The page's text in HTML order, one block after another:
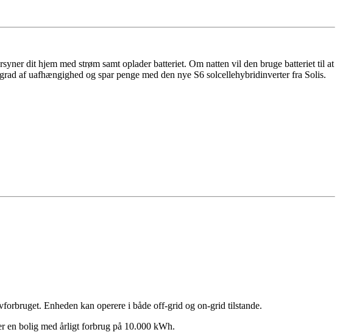
dit hjem med strøm samt oplader batteriet. Om natten vil den bruge batteriet til at
af uafhængighed og spar penge med den nye S6 solcellehybridinverter fra Solis.
Enheden kan operere i både off-grid og on-grid tilstande.
en bolig med årligt forbrug på 10.000 kWh.